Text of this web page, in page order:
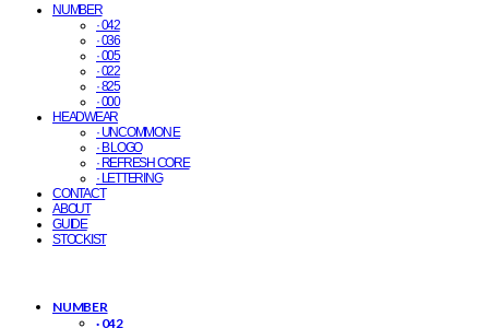
NUMBER
· 042
· 036
· 005
· 022
· 825
· 000
HEADWEAR
· UNCOMMON E
· B LOGO
· REFRESH CORE
· LETTERING
CONTACT
ABOUT
GUIDE
STOCKIST
NUMBER
· 042